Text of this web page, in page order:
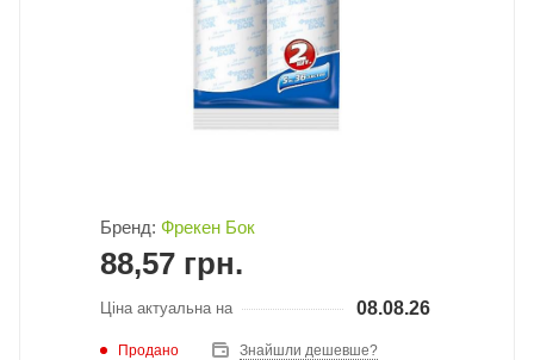
Бренд: Фрекен Бок
88,57 грн.
Ціна актуальна на 08.08.26
Продано Знайшли дешевше?